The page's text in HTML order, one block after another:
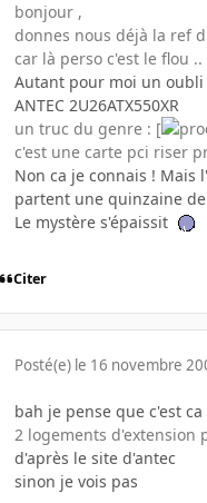
bonjour ,
donnes nous déjà la ref
car là perso c'est le flou ..
Autant pour moi un oubli
ANTEC 2U26ATX550XR
un truc du genre : [
c'est une carte pci riser
Non ca je connais !
partent une quinzaine
Le mystère s'épaissit
Citer
Posté(e) le 16 novembre
bah je pense que c'est ca
2 logements d'extension
d'après le site d'antec
sinon je vois pas